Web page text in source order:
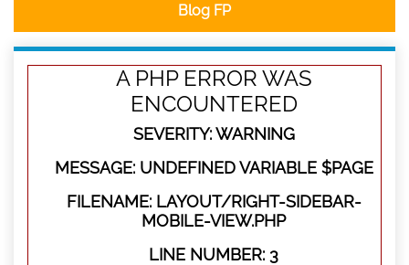
Blog FP
A PHP ERROR WAS
ENCOUNTERED
SEVERITY: WARNING
MESSAGE: UNDEFINED VARIABLE $PAGE
FILENAME: LAYOUT/RIGHT-SIDEBAR-
MOBILE-VIEW.PHP
LINE NUMBER: 3